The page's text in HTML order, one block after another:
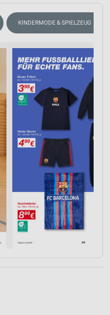
KINDERMODE & SPIELZEUG